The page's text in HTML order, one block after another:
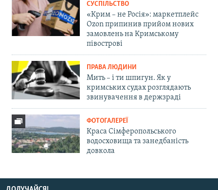
СУСПІЛЬСТВО
«Крим – не Росія»: маркетплейс
Ozon припинив прийом нових
замовлень на Кримському
півострові
ПРАВА ЛЮДИНИ
Мить – і ти шпигун. Як у
кримських судах розглядають
звинувачення в держзраді
ФОТОГАЛЕРЕЇ
Краса Сімферопольського
водосховища та занедбаність
довкола